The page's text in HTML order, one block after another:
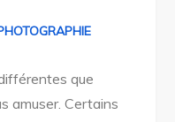
que
amuser. Certains